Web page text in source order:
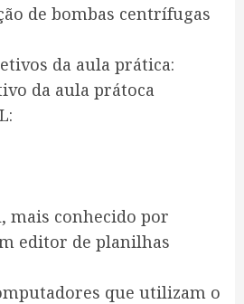
de bombas centrífugas
da aula prática:
da aula prátoca
mais conhecido por
editor de planilhas
que utilizam o